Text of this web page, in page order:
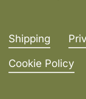
Shipping
Cookie Policy